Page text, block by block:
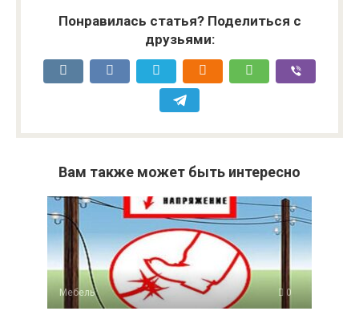
Понравилась статья? Поделиться с
друзьями:
Вам также может быть интересно
Мебель 0